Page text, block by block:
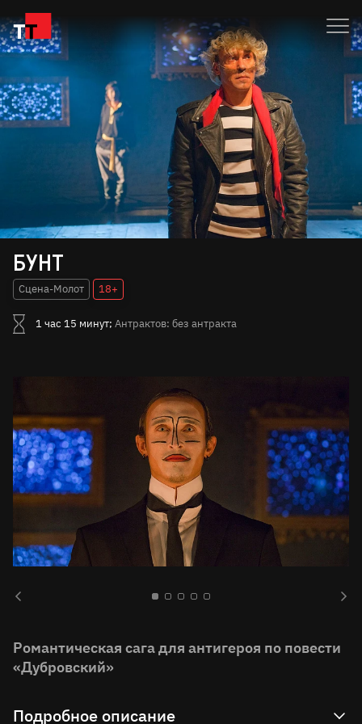
Бунт
Сцена-Молот 18+
1 час 15 минут; Антрактов: без антракта
Романтическая сага для антигероя по повести
«Дубровский»
Подробное описание